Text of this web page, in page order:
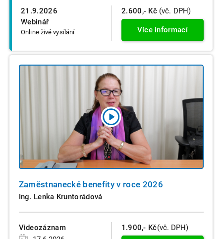
21.9.2026
Webinář
Online živé vysílání
2.600,- Kč (vč. DPH)
Více informací
Zaměstnanecké benefity v roce 2026
Ing. Lenka Kruntorádová
Videozáznam
1.900,- Kč(vč. DPH)